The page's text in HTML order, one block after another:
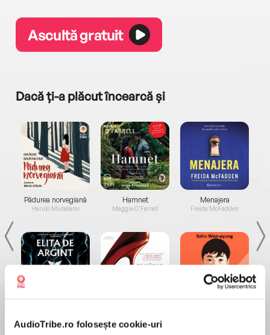
AudioTribe.ro folosește cookie-uri
Ascultă gratuit
Dacă ți-a plăcut încearcă și
Pădurea norvegiană
Haruki Murakami
de...
Dani Francis
Hamnet
Maggie O'Farrell
la...
Lauren Weisberger
Menajera
Freida McFadden